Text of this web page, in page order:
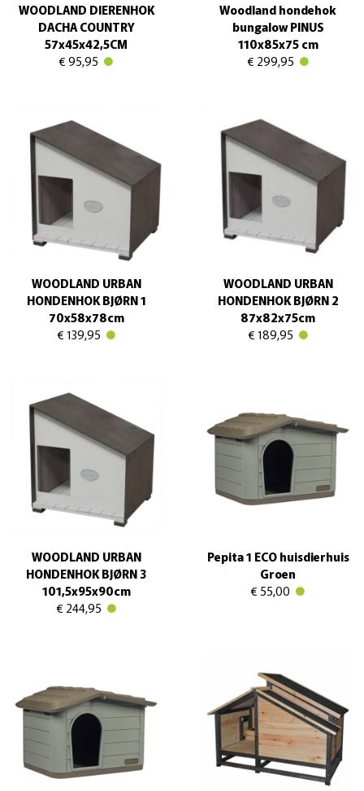
WOODLAND DIERENHOK
DACHA COUNTRY
57x45x42,5CM
€ 95,95
Woodland hondehok
bungalow PINUS
110x85x75 cm
€ 299,95
WOODLAND URBAN
HONDENHOK BJØRN 1
70x58x78cm
€ 139,95
WOODLAND URBAN
HONDENHOK BJØRN 2
87x82x75cm
€ 189,95
WOODLAND URBAN
HONDENHOK BJØRN 3
101,5x95x90cm
€ 244,95
Pepita 1 ECO huisdierhuis
Groen
€ 55,00